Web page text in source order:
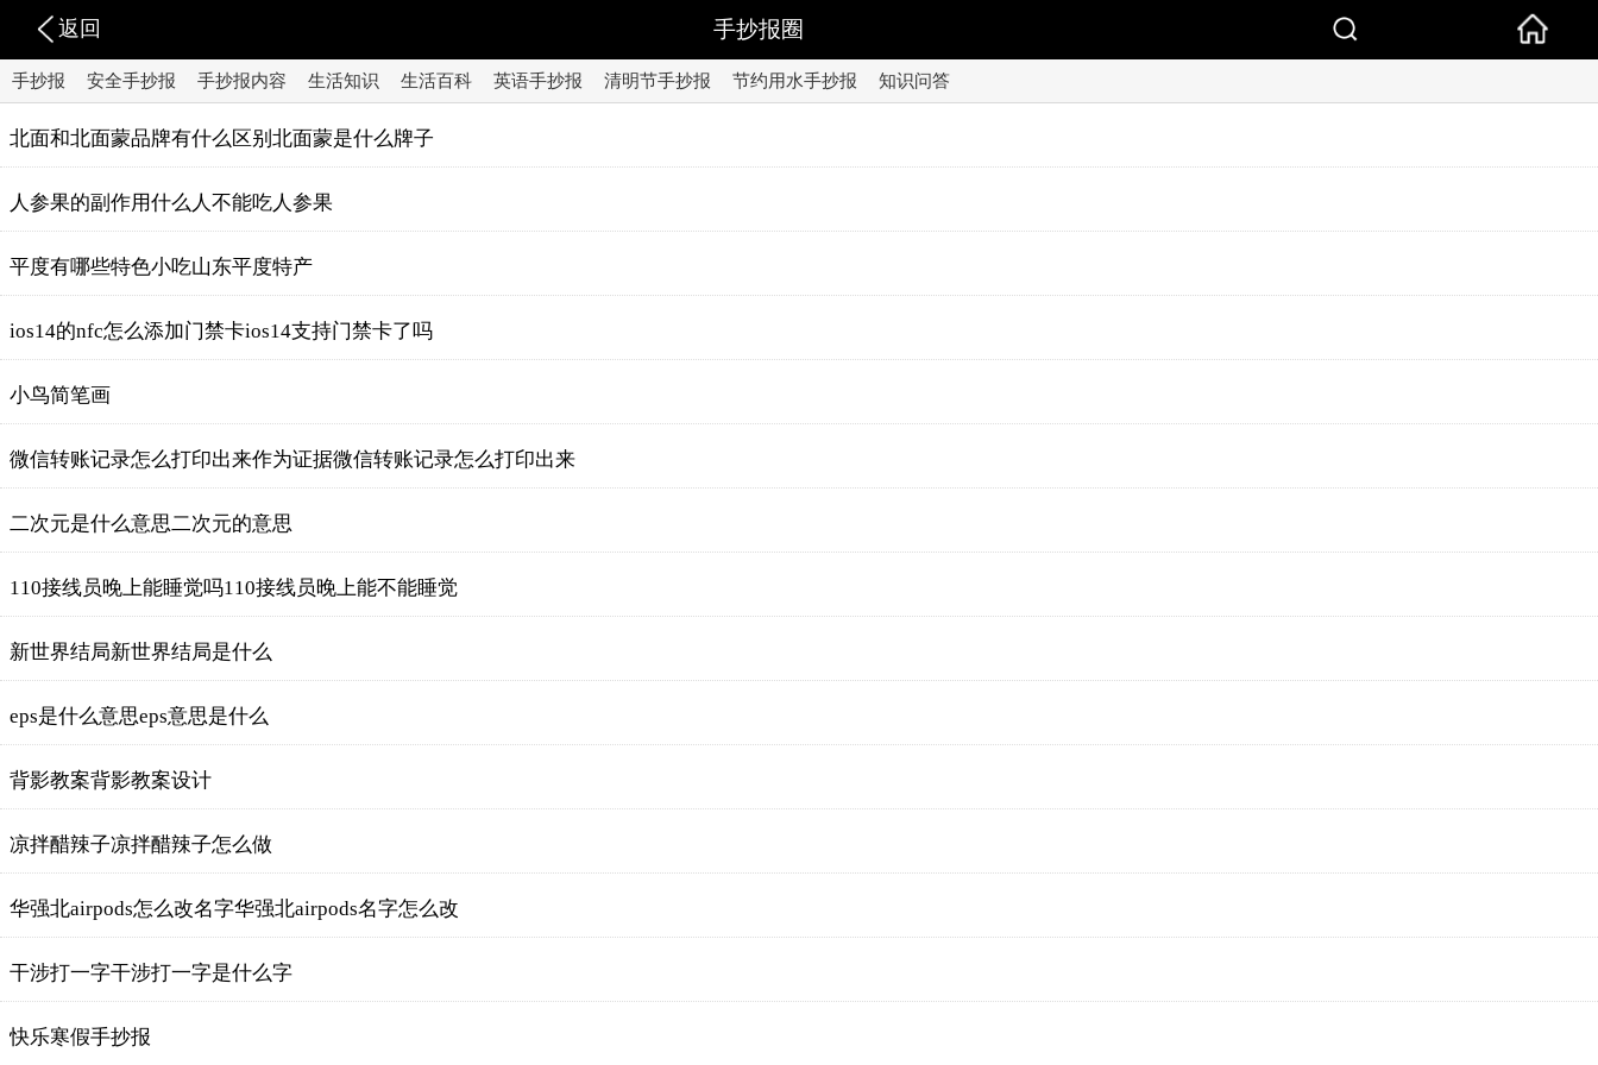
返回 手抄报圈
手抄报 安全手抄报 手抄报内容 生活知识 生活百科 英语手抄报 清明节手抄报 节约用水手抄报 知识问答
北面和北面蒙品牌有什么区别北面蒙是什么牌子
人参果的副作用什么人不能吃人参果
平度有哪些特色小吃山东平度特产
ios14的nfc怎么添加门禁卡ios14支持门禁卡了吗
小鸟简笔画
微信转账记录怎么打印出来作为证据微信转账记录怎么打印出来
二次元是什么意思二次元的意思
110接线员晚上能睡觉吗110接线员晚上能不能睡觉
新世界结局新世界结局是什么
eps是什么意思eps意思是什么
背影教案背影教案设计
凉拌醋辣子凉拌醋辣子怎么做
华强北airpods怎么改名字华强北airpods名字怎么改
干涉打一字干涉打一字是什么字
快乐寒假手抄报